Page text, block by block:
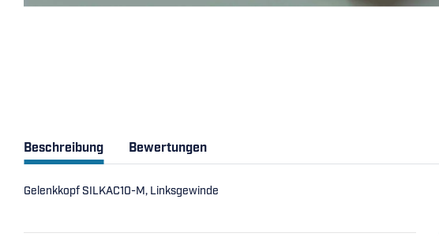
Beschreibung Bewertungen
Gelenkkopf SILKAC10-M, Linksgewinde